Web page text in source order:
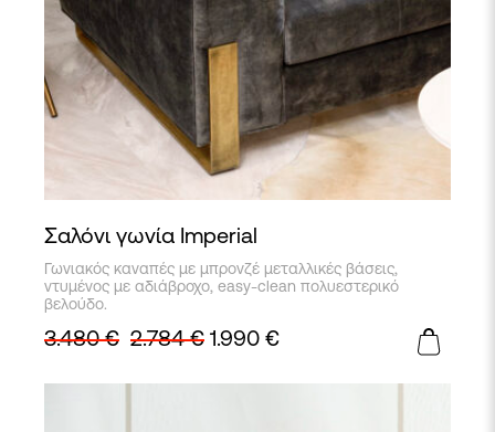
Σαλόνι γωνία Imperial
Γωνιακός καναπές με μπρονζέ μεταλλικές βάσεις,
ντυμένος με αδιάβροχο, easy-clean πολυεστερικό
βελούδο.
3.480€ 2.784€ 1.990 €